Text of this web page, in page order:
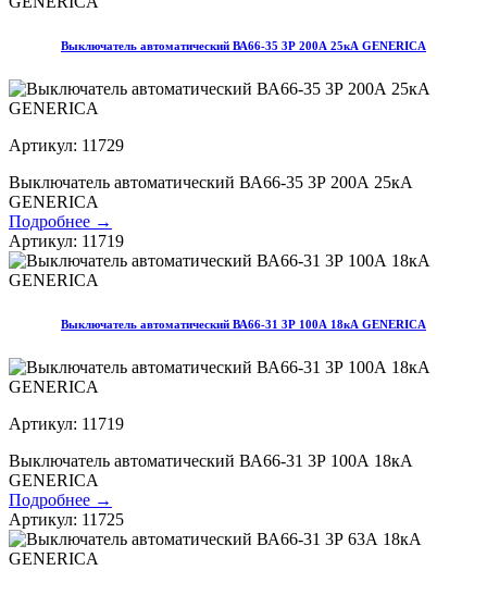
Выключатель автоматический ВА66-35 3Р 200А 25кА GENERICA
Артикул: 11729
Выключатель автоматический ВА66-35 3Р 200А 25кА
GENERICA
Подробнее →
Артикул: 11719
Выключатель автоматический ВА66-31 3Р 100А 18кА GENERICA
Артикул: 11719
Выключатель автоматический ВА66-31 3Р 100А 18кА
GENERICA
Подробнее →
Артикул: 11725